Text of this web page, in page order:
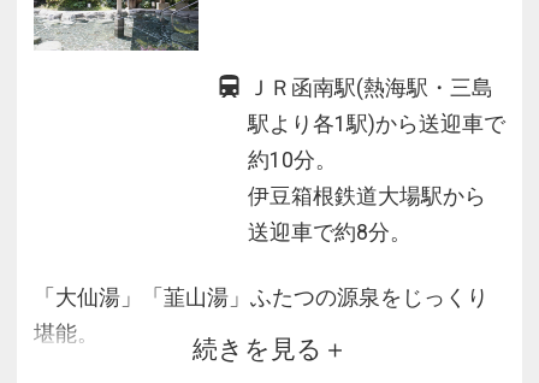
ＪＲ函南駅(熱海駅・三島
駅より各1駅)から送迎車で
約10分。
伊豆箱根鉄道大場駅から
送迎車で約8分。
「大仙湯」「韮山湯」ふたつの源泉をじっくり
堪能。
二百年以上湯治湯として親しまれてきた静岡県
続きを見る